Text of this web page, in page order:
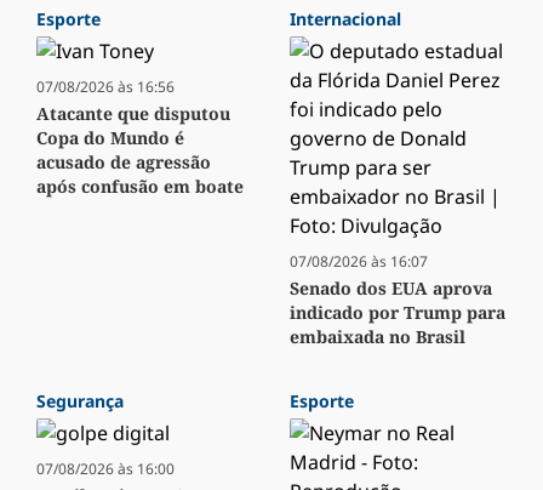
Esporte
07/08/2026 às 16:56
Atacante que disputou
Copa do Mundo é
acusado de agressão
após confusão em boate
Internacional
07/08/2026 às 16:07
Senado dos EUA aprova
indicado por Trump para
embaixada no Brasil
Segurança
07/08/2026 às 16:00
Esporte